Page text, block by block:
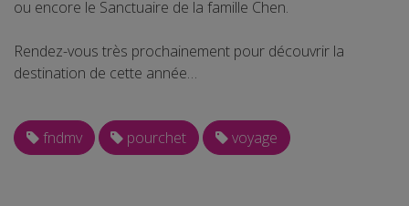
ou encore le Sanctuaire de la famille Chen.
Rendez-vous très prochainement pour découvrir la
destination de cette année…
fndmv pourchet voyage